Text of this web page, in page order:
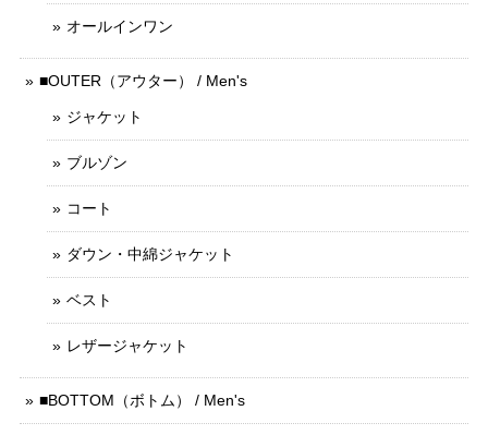
オールインワン
■OUTER（アウター） / Men's
ジャケット
ブルゾン
コート
ダウン・中綿ジャケット
ベスト
レザージャケット
■BOTTOM（ボトム） / Men's